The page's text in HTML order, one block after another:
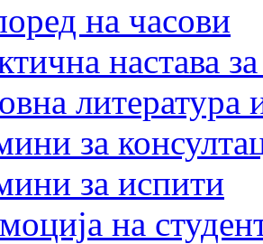
на часови
настава
литература
за
за испити
на